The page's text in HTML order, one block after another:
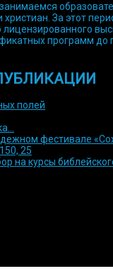
За этот
лицензированного
программ до
полей
фестивале
25
на курсы